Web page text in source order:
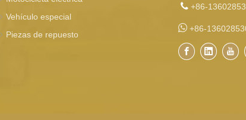
Vehículo especial
Piezas de repuesto
 +86-
 +86-